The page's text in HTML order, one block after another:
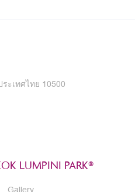
ะเทศไทย 10500
LUMPINI PARK®
Gallery